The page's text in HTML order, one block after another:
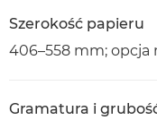
Szerokość papieru
406–558 mm; opcja
Gramatura i